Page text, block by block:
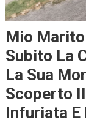
Mio
Subito La
La Sua
Scoperto
Infuriata E